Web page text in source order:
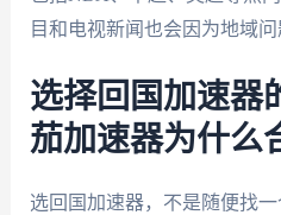
目和电视新闻也会因为地域问
选择回国加速器
茄加速器为什么
选回国加速器，不是随便找